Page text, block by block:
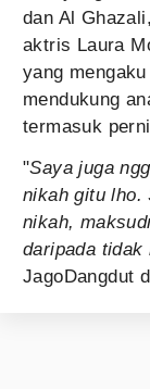
dan Al
aktris Laura
yang
mendukung
termasuk
"Saya juga
nikah gitu lho.
nikah,
daripada tidak
JagoDangdut